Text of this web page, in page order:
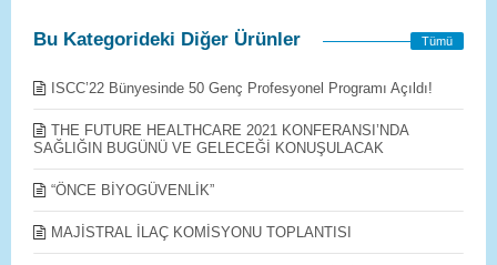
Tümü
Bu Kategorideki Diğer Ürünler
ISCC’22 Bünyesinde 50 Genç Profesyonel Programı Açıldı!
THE FUTURE HEALTHCARE 2021 KONFERANSI’NDA
SAĞLIĞIN BUGÜNÜ VE GELECEĞİ KONUŞULACAK
“ÖNCE BİYOGÜVENLİK”
MAJİSTRAL İLAÇ KOMİSYONU TOPLANTISI